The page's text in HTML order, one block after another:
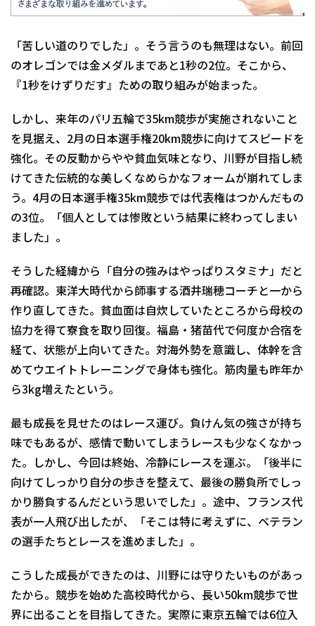
「苦しい道のりでした」。そう言うのも無理はない。前回
のオレゴンでは金メダルまであと1秒の2位。そこから、
『1秒をけずりだす』ための取り組みが始まった。
しかし、来年のパリ五輪で35km競歩が実施されないこと
を見据え、2月の日本選手権20km競歩に向けてスピードを
強化。その反動からやや貧血気味となり、川野が目指し続
けてきた伝統的な美しくなめらかなフォームが崩れてしま
う。4月の日本選手権35km競歩では代表権はつかんだもの
の3位。「個人としては惨敗という結果に終わってしまい
ました」。
そうした経緯から「自分の強みはやっぱりスタミナ」だと
再確認。東洋大時代から師事する酒井瑞穂コーチと一から
作り直してきた。貧血面は自炊していたところから母校の
協力を得て寮食を取り回復。福島・猪苗代で何度か合宿を
経て、状態が上向いてきた。対海外勢を意識し、体幹を含
めてウエイトトレーニングで身体も強化。筋肉量も昨年か
ら3kg増えたという。
最も成長を見せたのはレース運び。負けん気の強さが持ち
味でもあるが、感情で動いてしまうレースも少なくなかっ
た。しかし、今回は終始、冷静にレースを運ぶ。「後半に
向けてしっかり自分の歩きを整えて、最後の勝負所でしっ
かり勝負するんだという思いでした」。途中、フランス代
表が一人飛び出したが、「そこは特に考えずに、ベテラン
の選手たちとレースを進めました」。
こうした成長ができたのは、川野には守りたいものがあっ
たから。競歩を始めた高校時代から、長い50km競歩で世
界に出ることを目指してきた。実際に東京五輪では6位入